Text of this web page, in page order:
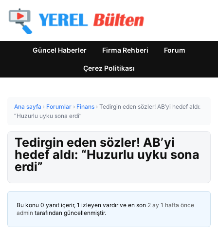
Güncel Haberler Firma Rehberi Forum
Çerez Politikası
Ana sayfa › Forumlar › Finans › Tedirgin eden sözler! AB’yi hedef aldı:
“Huzurlu uyku sona erdi”
Tedirgin eden sözler! AB’yi
hedef aldı: “Huzurlu uyku sona
erdi”
Bu konu 0 yanıt içerir, 1 izleyen vardır ve en son 2 ay 1 hafta önce
admin tarafından güncellenmiştir.